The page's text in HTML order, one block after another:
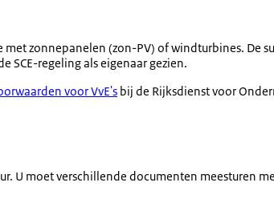
zonnepanelen (zon-PV) of windturbines. De
regeling als eigenaar gezien.
voor VvE's bij de Rijksdienst voor
U moet verschillende documenten meesturen